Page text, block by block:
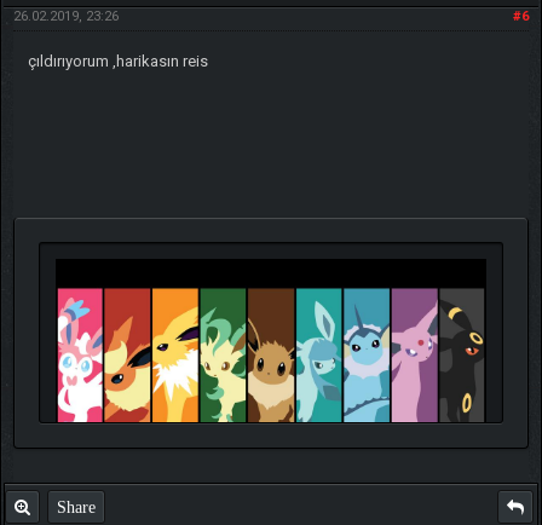
#6
26.02.2019, 23:26
çıldırıyorum ,harikasın reis
Share